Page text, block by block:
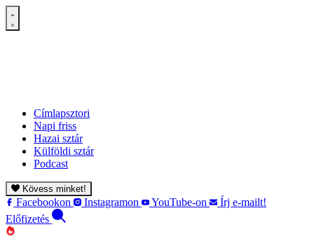
Címlapsztori
Napi friss
Hazai sztár
Külföldi sztár
Podcast
Kövess minket!
Facebookon Instagramon YouTube-on
Írj e-mailt!
Előfizetés